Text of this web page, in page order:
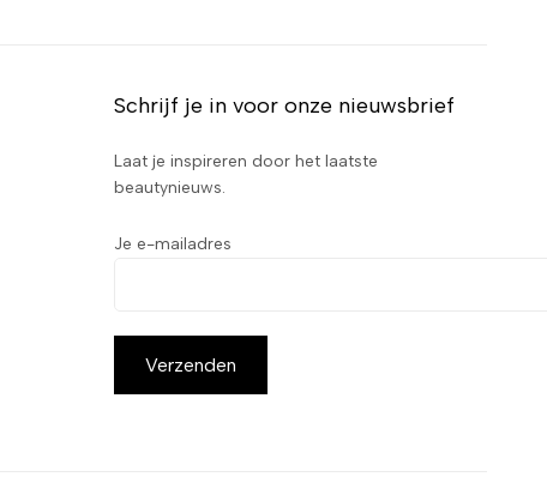
Schrijf je in voor onze nieuwsbrief
Laat je inspireren door het laatste
beautynieuws.
Je e-mailadres